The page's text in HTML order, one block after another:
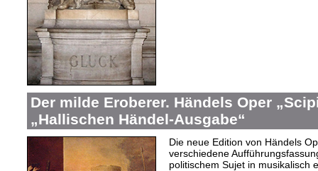
Der milde Eroberer. Händels Oper
„Hallischen Händel-Ausgabe“
Die neue Edition von Händels
verschiedene
politischem Sujet in musikalisch